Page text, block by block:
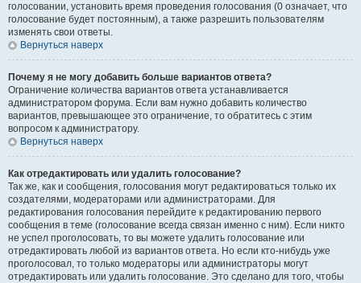
голосовании, установить время проведения голосования (0 означает, что
голосование будет постоянным), а также разрешить пользователям
изменять свои ответы.
Вернуться наверх
Почему я не могу добавить больше вариантов ответа?
Ограничение количества вариантов ответа устанавливается
администратором форума. Если вам нужно добавить количество
вариантов, превышающее это ограничение, то обратитесь с этим
вопросом к администратору.
Вернуться наверх
Как отредактировать или удалить голосование?
Так же, как и сообщения, голосования могут редактироваться только их
создателями, модераторами или администраторами. Для
редактирования голосования перейдите к редактированию первого
сообщения в теме (голосование всегда связан именно с ним). Если никто
не успел проголосовать, то вы можете удалить голосование или
отредактировать любой из вариантов ответа. Но если кто-нибудь уже
проголосовал, то только модераторы или администраторы могут
отредактировать или удалить голосование. Это сделано для того, чтобы